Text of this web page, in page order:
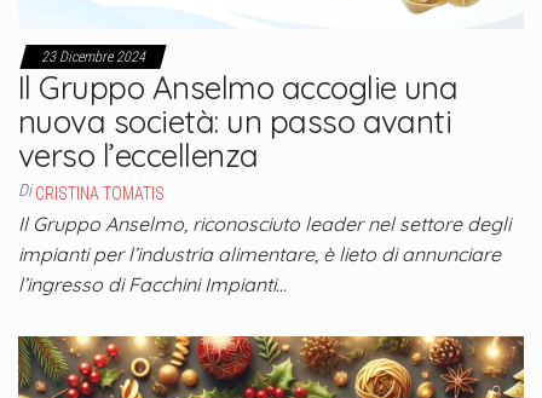
23 Dicembre 2024
Il Gruppo Anselmo accoglie una
nuova società: un passo avanti
verso l’eccellenza
Di CRISTINA TOMATIS
Il Gruppo Anselmo, riconosciuto leader nel settore degli
impianti per l’industria alimentare, è lieto di annunciare
l’ingresso di Facchini Impianti…